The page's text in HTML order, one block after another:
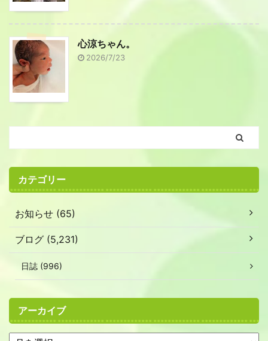
心涼ちゃん。
2026/7/23
カテゴリー
お知らせ (65)
ブログ (5,231)
日誌 (996)
アーカイブ